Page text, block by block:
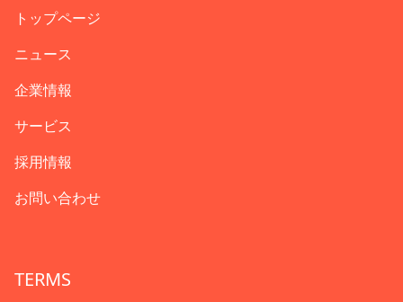
トップページ
ニュース
企業情報
サービス
採用情報
お問い合わせ
TERMS